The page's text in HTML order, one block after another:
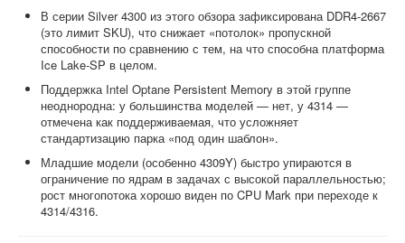
В серии Silver 4300 из этого обзора зафиксирована DDR4-2667
(это лимит SKU), что снижает «потолок» пропускной
способности по сравнению с тем, на что способна платформа
Ice Lake-SP в целом.
Поддержка Intel Optane Persistent Memory в этой группе
неоднородна: у большинства моделей — нет, у 4314 —
отмечена как поддерживаемая, что усложняет
стандартизацию парка «под один шаблон».
Младшие модели (особенно 4309Y) быстро упираются в
ограничение по ядрам в задачах с высокой параллельностью;
рост многопотока хорошо виден по CPU Mark при переходе к
4314/4316.